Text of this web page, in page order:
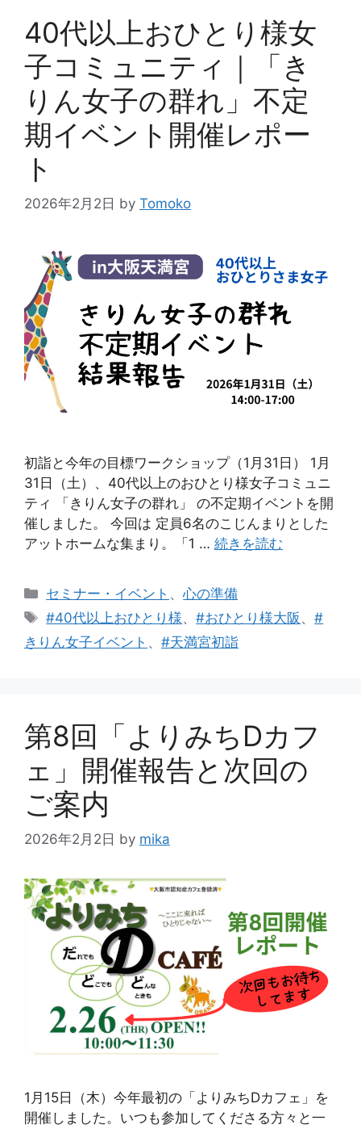
40代以上おひとり様女
子コミュニティ｜「き
りん女子の群れ」不定
期イベント開催レポー
ト
2026年2月2日 by Tomoko
初詣と今年の目標ワークショップ（1月31日） 1月
31日（土）、40代以上のおひとり様女子コミュニ
ティ 「きりん女子の群れ」 の不定期イベントを開
催しました。 今回は 定員6名のこじんまりとした
アットホームな集まり。「1 … 続きを読む
カ
テ
リ
セミナー・イベント 、心の準備
タ
グ
#40代以上おひとり様、#おひとり様大阪 、#
きりん女子イベント 、 #天満宮初詣
第8回「よりみちDカフ
ェ」開催報告と次回の
ご案内
2026年2月2日 by mika
1月15日（木）今年最初の「よりみちDカフェ」を
開催しました。いつも参加してくださる方々と一